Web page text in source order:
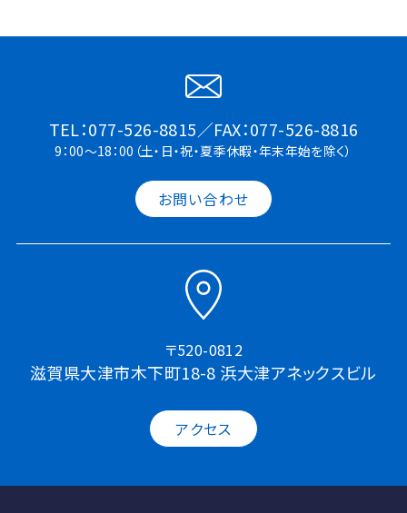
TEL：077-526-8815／FAX：077-526-8816
9：00～18：00（土・日・祝・夏季休暇・年末年始を除く）
お問い合わせ
〒520-0812
滋賀県大津市木下町18-8 浜大津アネックスビル
アクセス